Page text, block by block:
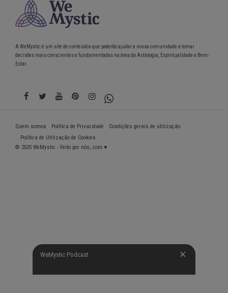
WeMystic Podcast
A WeMystic é um site de conteúdos que poderão ajudar a nossa comunidade a tomar
decisões mais conscientes e fundamentadas na área da Astrologia, Espiritualidade e Bem-
Estar.
WeMystic Podcast
Quem somos Política de Privacidade
Condições gerais de utilização
Política de Utilização de Cookies
© 2025 WeMystic - Feito por nós, com ♥